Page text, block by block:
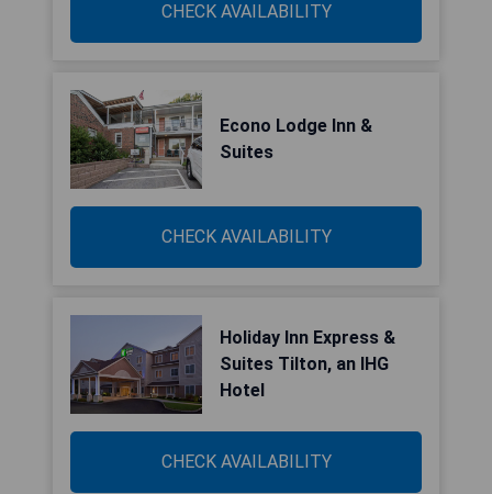
CHECK AVAILABILITY
Econo Lodge Inn &
Suites
CHECK AVAILABILITY
Holiday Inn Express &
Suites Tilton, an IHG
Hotel
CHECK AVAILABILITY